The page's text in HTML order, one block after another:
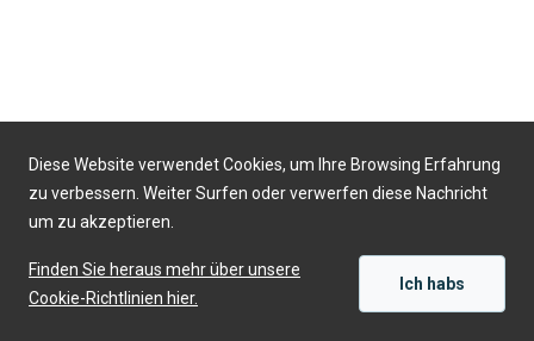
Diese Website verwendet Cookies, um Ihre Browsing Erfahrung
zu verbessern. Weiter Surfen oder verwerfen diese Nachricht
um zu akzeptieren.
Finden Sie heraus mehr über unsere
Cookie-Richtlinien hier.
Ich habs